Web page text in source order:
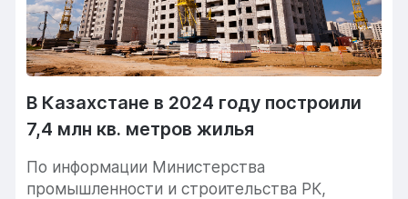
В Казахстане в 2024 году построили
7,4 млн кв. метров жилья
По информации Министерства
промышленности и строительства РК,